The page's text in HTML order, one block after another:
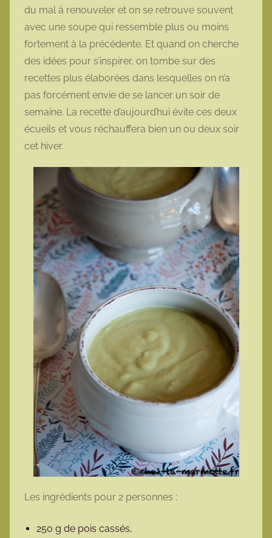
du mal à renouveler et on se retrouve souvent
avec une soupe qui ressemble plus ou moins
fortement à la précédente. Et quand on cherche
des idées pour s’inspirer, on tombe sur des
recettes plus élaborées dans lesquelles on n’a
pas forcément envie de se lancer un soir de
semaine. La recette d’aujourd’hui évite ces deux
écueils et vous réchauffera bien un ou deux soir
cet hiver.
Les ingrédients pour 2 personnes :
250 g de pois cassés,